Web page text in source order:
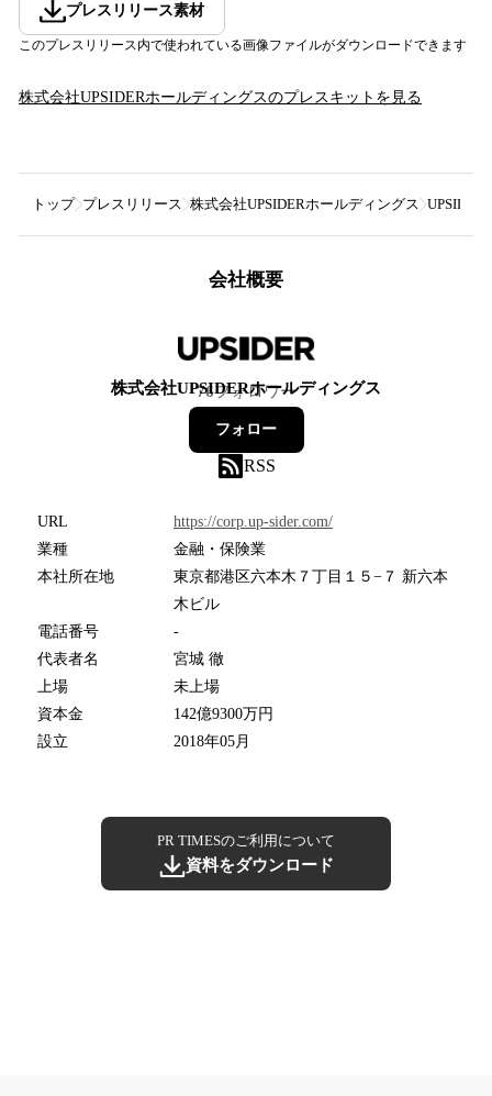
プレスリリース素材
このプレスリリース内で使われている画像ファイルがダウンロードできます
株式会社UPSIDERホールディングスのプレスキットを見る
トップ プレスリリース 株式会社UPSIDERホールディングス
会社概要
株式会社UPSIDERホールディングス
76フォロワー
フォロー
RSS
URL
https://corp.up-sider.com/
業種
金融・保険業
本社所在地
東京都港区六本木７丁目１５−７ 新六本
木ビル
電話番号
-
代表者名
宮城 徹
上場
未上場
資本金
142億9300万円
設立
2018年05月
PR TIMESのご利用について
資料をダウンロード